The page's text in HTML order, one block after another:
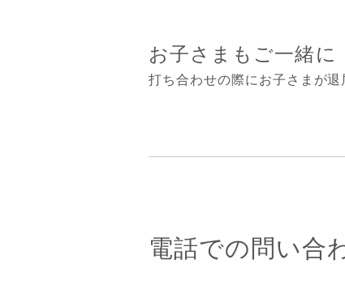
お子さまもご一緒に
打ち合わせの際にお子さまが
電話での問い合